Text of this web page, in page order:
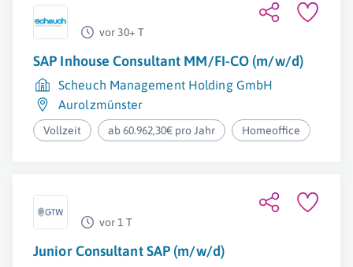
vor 30+ T
SAP Inhouse Consultant MM/FI-CO (m/w/d)
Scheuch Management Holding GmbH
Aurolzmünster
Vollzeit ab 60.962,30€ pro Jahr Homeoffice
vor 1 T
Junior Consultant SAP (m/w/d)